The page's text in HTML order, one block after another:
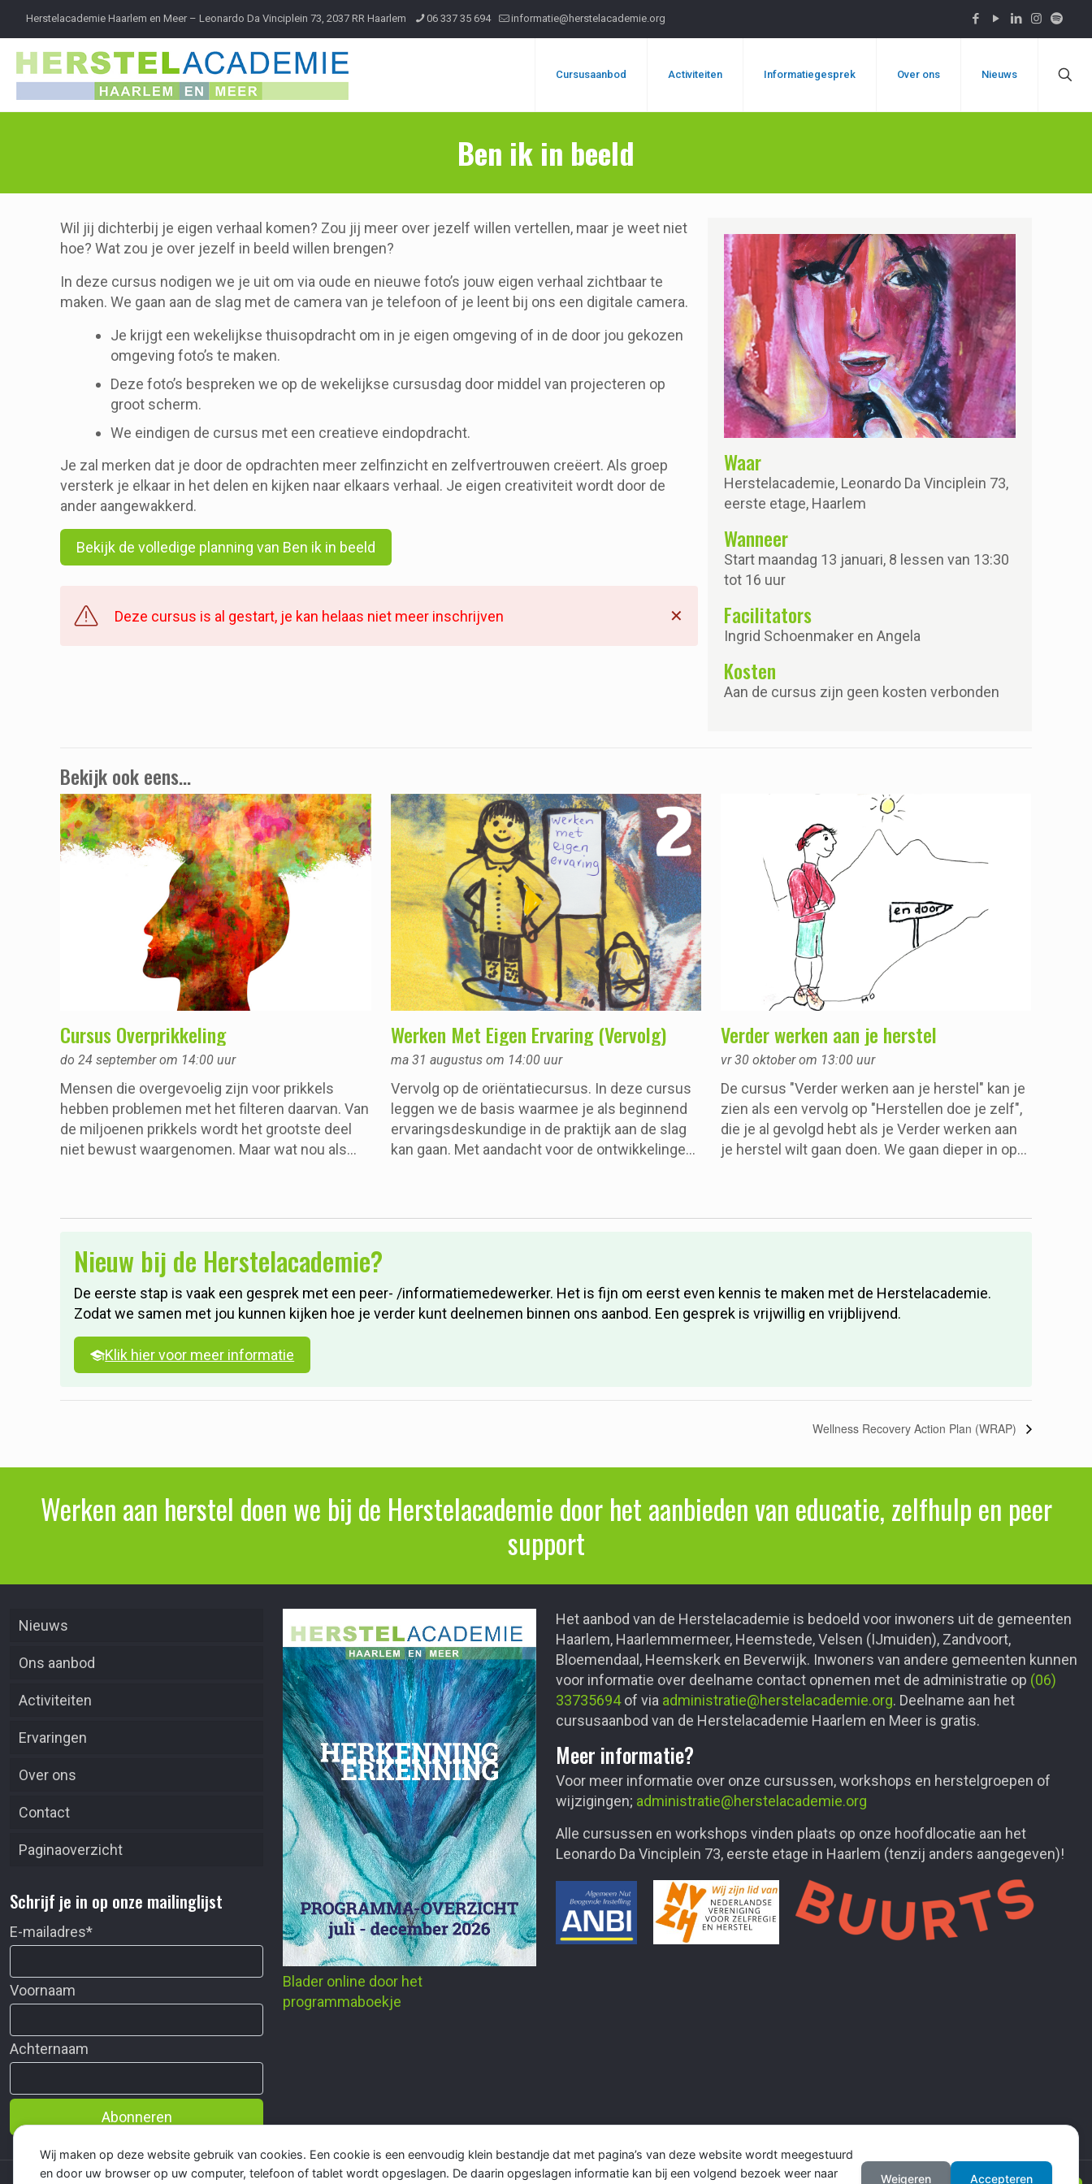
Herstelacademie Haarlem en Meer – Leonardo Da Vinciplein 73, 2037 RR Haarlem 06 337 35 694 informatie@herstelacademie.org
Cursusaanbod Activiteiten Informatiegesprek Over ons Nieuws
Ben ik in beeld
Wil jij dichterbij je eigen verhaal komen? Zou jij meer over jezelf willen vertellen, maar je weet niet
hoe? Wat zou je over jezelf in beeld willen brengen?
In deze cursus nodigen we je uit om via oude en nieuwe foto’s jouw eigen verhaal zichtbaar te
maken. We gaan aan de slag met de camera van je telefoon of je leent bij ons een digitale camera.
Je krijgt een wekelijkse thuisopdracht om in je eigen omgeving of in de door jou gekozen
omgeving foto’s te maken.
Deze foto’s bespreken we op de wekelijkse cursusdag door middel van projecteren op
groot scherm.
We eindigen de cursus met een creatieve eindopdracht.
Je zal merken dat je door de opdrachten meer zelfinzicht en zelfvertrouwen creëert. Als groep
versterk je elkaar in het delen en kijken naar elkaars verhaal. Je eigen creativiteit wordt door de
ander aangewakkerd.
Bekijk de volledige planning van Ben ik in beeld
Deze cursus is al gestart, je kan helaas niet meer inschrijven ✕
Waar
Herstelacademie, Leonardo Da Vinciplein 73,
eerste etage, Haarlem
Wanneer
Start maandag 13 januari, 8 lessen van 13:30
tot 16 uur
Facilitators
Ingrid Schoenmaker en Angela
Kosten
Aan de cursus zijn geen kosten verbonden
Bekijk ook eens...
Cursus Overprikkeling
do 24 september om 14:00 uur
Mensen die overgevoelig zijn voor prikkels
hebben problemen met het filteren daarvan. Van
de miljoenen prikkels wordt het grootste deel
niet bewust waargenomen. Maar wat nou als
zoeken. De wereld is druk en deze wordt steeds
drukker, het is geen wonder en zeker geen
zwakte als je hier last van ervaart door
ongemakken. In deze workshop word duidelijk
overprikkeling ervaart, en hoe je hier zo goed
mogelijk mee kan omgaan.
Werken Met Eigen Ervaring (Vervolg)
ma 31 augustus om 14:00 uur
Vervolg op de oriëntatiecursus. In deze cursus
leggen we de basis waarmee je als beginnend
ervaringsdeskundige in de praktijk aan de slag
kan gaan. Met aandacht voor de ontwikkelingen
Verder werken aan je herstel
vr 30 oktober om 13:00 uur
De cursus "Verder werken aan je herstel" kan je
zien als een vervolg op "Herstellen doe je zelf",
die je al gevolgd hebt als je Verder werken aan
je herstel wilt gaan doen. We gaan dieper in op
Nieuw bij de Herstelacademie?
De eerste stap is vaak een gesprek met een peer- /informatiemedewerker. Het is fijn om eerst even kennis te maken met de Herstelacademie.
Zodat we samen met jou kunnen kijken hoe je verder kunt deelnemen binnen ons aanbod. Een gesprek is vrijwillig en vrijblijvend.
Klik hier voor meer informatie
Wellness Recovery Action Plan (WRAP)
Werken aan herstel doen we bij de Herstelacademie door het aanbieden van educatie, zelfhulp en peer
support
Nieuws
Ons aanbod
Activiteiten
Ervaringen
Over ons
Contact
Paginaoverzicht
Schrijf je in op onze mailinglijst
E-mailadres*
Voornaam
Achternaam
Abonneren
Blader online door het
programmaboekje
Het aanbod van de Herstelacademie is bedoeld voor inwoners uit de gemeenten
Haarlem, Haarlemmermeer, Heemstede, Velsen (IJmuiden), Zandvoort,
Bloemendaal, Heemskerk en Beverwijk. Inwoners van andere gemeenten kunnen
voor informatie over deelname contact opnemen met de administratie op (06)
33735694of via administratie@herstelacademie.org. Deelname aan het
cursusaanbod van de Herstelacademie Haarlem en Meer is gratis.
Meer informatie?
Voor meer informatie over onze cursussen, workshops en herstelgroepen of
wijzigingen; administratie@herstelacademie.org
Alle cursussen en workshops vinden plaats op onze hoofdlocatie aan het
Leonardo Da Vinciplein 73, eerste etage in Haarlem (tenzij anders aangegeven)!
Wij maken op deze website gebruik van cookies. Een cookie is een eenvoudig klein bestandje dat met pagina’s van deze website wordt meegestuurd
en door uw browser op uw computer, telefoon of tablet wordt opgeslagen. De daarin opgeslagen informatie kan bij een volgend bezoek weer naar
Weigeren Accepteren